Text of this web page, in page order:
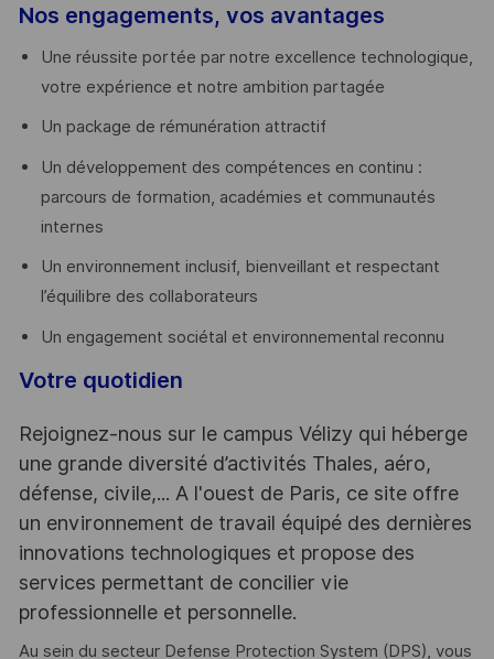
Nos engagements, vos avantages
Une réussite portée par notre excellence technologique,
votre expérience et notre ambition partagée
Un package de rémunération attractif
Un développement des compétences en continu :
parcours de formation, académies et communautés
internes
Un environnement inclusif, bienveillant et respectant
l’équilibre des collaborateurs
Un engagement sociétal et environnemental reconnu
Votre quotidien
Rejoignez-nous sur le campus Vélizy qui héberge
une grande diversité d’activités Thales, aéro,
défense, civile,... A l'ouest de Paris, ce site offre
un environnement de travail équipé des dernières
innovations technologiques et propose des
services permettant de concilier vie
professionnelle et personnelle.
Au sein du secteur Defense Protection System (DPS), vous